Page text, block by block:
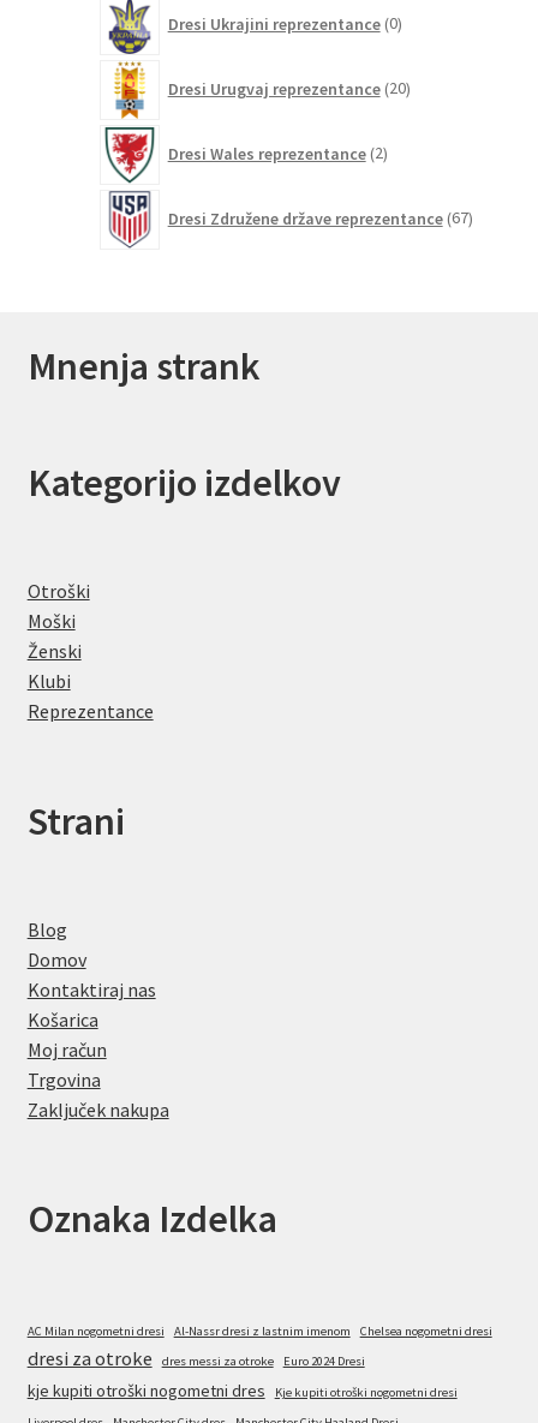
Dresi Ukrajini reprezentance 0izdelkov
Dresi Urugvaj reprezentance 20izdelkov
Dresi Wales reprezentance 2izdelka
Dresi Združene države reprezentance 67izdelkov
Mnenja strank
Kategorijo izdelkov
Otroški
Moški
Ženski
Klubi
Reprezentance
Strani
Blog
Domov
Kontaktiraj nas
Košarica
Moj račun
Trgovina
Zaključek nakupa
Oznaka Izdelka
AC Milan nogometni dresi Al-Nassr dresi z lastnim imenom Chelsea nogometni dresi
dresi za otroke dres messi za otroke Euro 2024 Dresi
kje kupiti otroški nogometni dres
Kje kupiti otroški nogometni dresi